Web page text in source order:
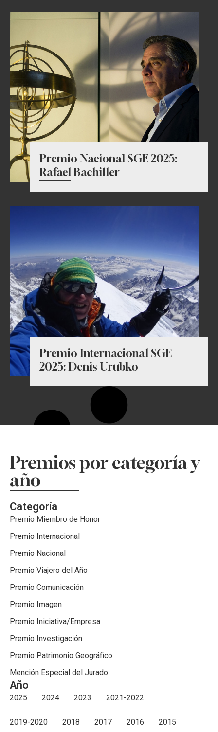
Premio Nacional SGE 2025:
Rafael Bachiller
Premio Internacional SGE
2025: Denis Urubko
Premios por categoría y
año
Categoría
Premio Miembro de Honor
Premio Internacional
Premio Nacional
Premio Viajero del Año
Premio Comunicación
Premio Imagen
Premio Iniciativa/Empresa
Premio Investigación
Premio Patrimonio Geográfico
Mención Especial del Jurado
Año
2025 2024 2023 2021-2022
2019-2020 2018 2017 2016 2015